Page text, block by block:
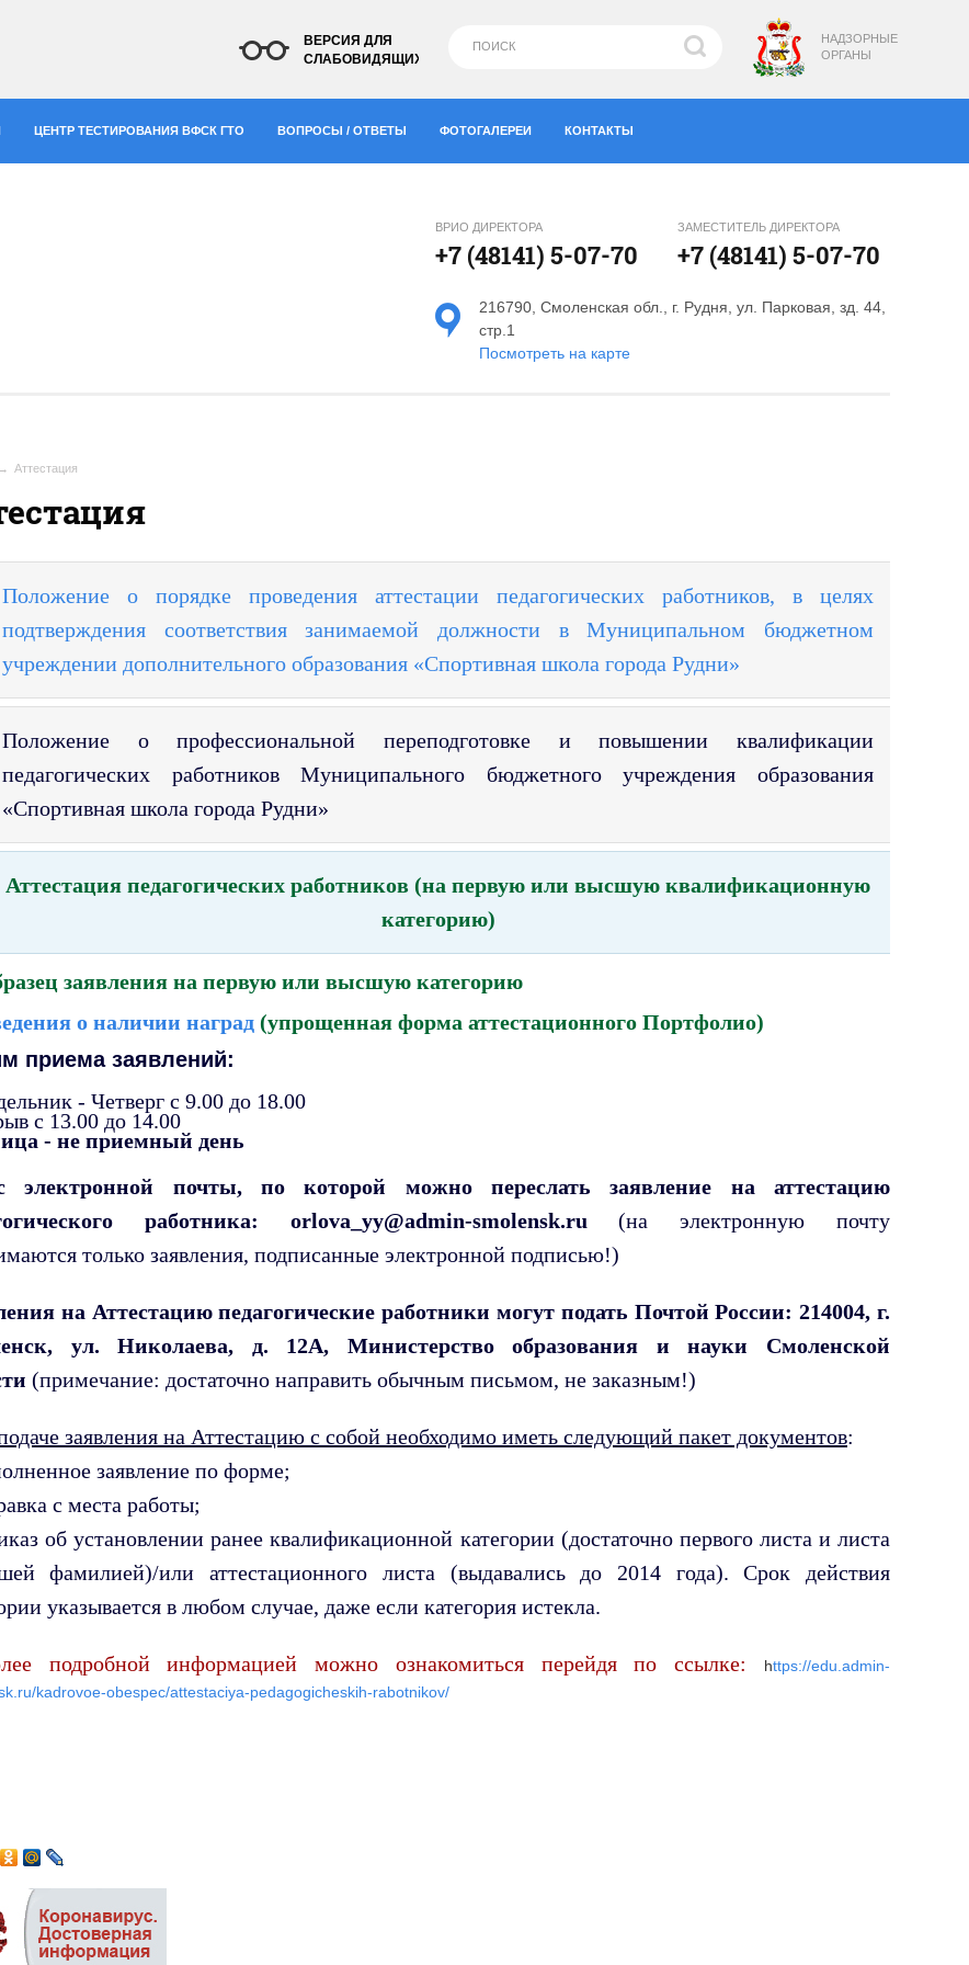
НАДЗОРНЫЕ
ОРГАНЫ
ВЕРСИЯ ДЛЯ
СЛАБОВИДЯЩИХ
ЦЕНТР ТЕСТИРОВАНИЯ ВФСК ГТО ВОПРОСЫ / ОТВЕТЫ ФОТОГАЛЕРЕИ КОНТАКТЫ
ВРИО ДИРЕКТОРА
+7 (48141) 5-07-70
ЗАМЕСТИТЕЛЬ ДИРЕКТОРА
+7 (48141) 5-07-70
216790, Смоленская обл., г. Рудня, ул. Парковая, зд. 44,
стр.1
Посмотреть на карте
Аттестация
Положение о порядке проведения аттестации педагогических работников, в целях
подтверждения соответствия занимаемой должности в Муниципальном бюджетном
учреждении дополнительного образования «Спортивная школа города Рудни»
Положение о профессиональной переподготовке и повышении квалификации
педагогических работников Муниципального бюджетного учреждения образования
«Спортивная школа города Рудни»
Аттестация педагогических работников (на первую или высшую квалификационную
категорию)
заявления на первую или высшую категорию
о наличии наград (упрощенная форма аттестационного Портфолио)
приема заявлений:
- Четверг с 9.00 до 18.00
с 13.00 до 14.00
- не приемный день
электронной почты, по которой можно переслать заявление на аттестацию
работника: orlova_yy@admin-smolensk.ru
(на электронную почту
только заявления, подписанные электронной подписью!)
на Аттестацию педагогические работники могут подать Почтой России: 214004, г.
ул. Николаева, д. 12А, Министерство образования и науки Смоленской
(примечание: достаточно направить обычным письмом, не заказным!)
заявления на Аттестацию с собой необходимо иметь следующий пакет документов:
заявление по форме;
с места работы;
об установлении ранее квалификационной категории (достаточно первого листа и листа
фамилией)/или аттестационного листа (выдавались до 2014 года). Срок действия
указывается в любом случае, даже если категория истекла.
подробной информацией можно ознакомиться перейдя по ссылке: https://edu.admin-
kadrovoe-obespec/attestaciya-pedagogicheskih-rabotnikov/